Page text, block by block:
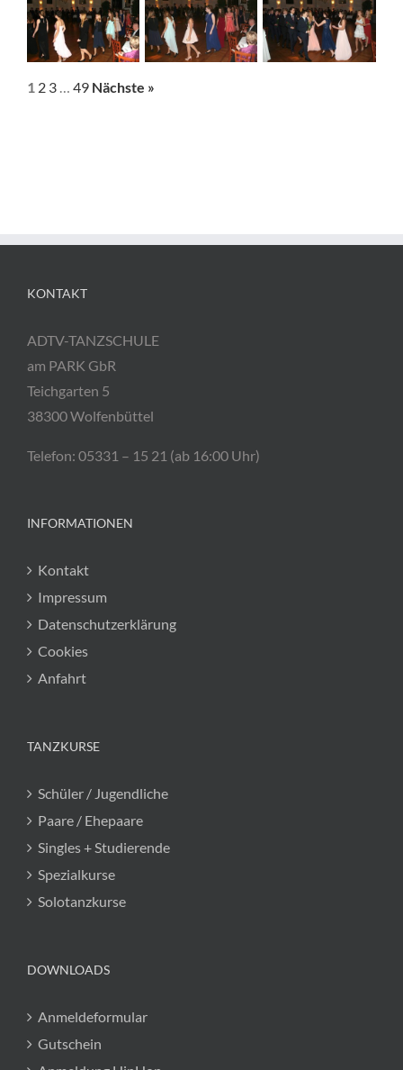
1 2 3 49 Nächste »
KONTAKT
ADTV-TANZSCHULE
am PARK GbR
Teichgarten 5
38300 Wolfenbüttel
Telefon: 05331 – 15 21 (ab 16:00 Uhr)
INFORMATIONEN
Kontakt
Impressum
Datenschutzerklärung
Cookies
Anfahrt
TANZKURSE
Schüler / Jugendliche
Paare / Ehepaare
Singles + Studierende
Spezialkurse
Solotanzkurse
DOWNLOADS
Anmeldeformular
Gutschein